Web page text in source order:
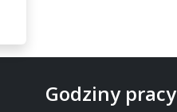
Godziny pracy